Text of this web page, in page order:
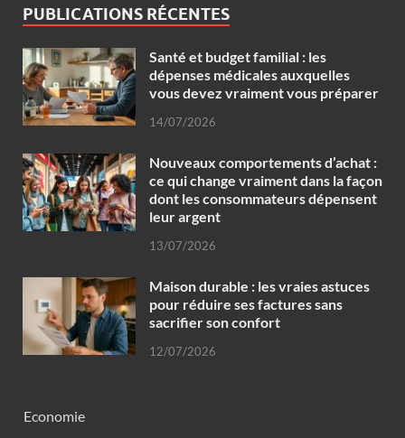
PUBLICATIONS RÉCENTES
Santé et budget familial : les
dépenses médicales auxquelles
vous devez vraiment vous préparer
14/07/2026
Nouveaux comportements d’achat :
ce qui change vraiment dans la façon
dont les consommateurs dépensent
leur argent
13/07/2026
Maison durable : les vraies astuces
pour réduire ses factures sans
sacrifier son confort
12/07/2026
Economie